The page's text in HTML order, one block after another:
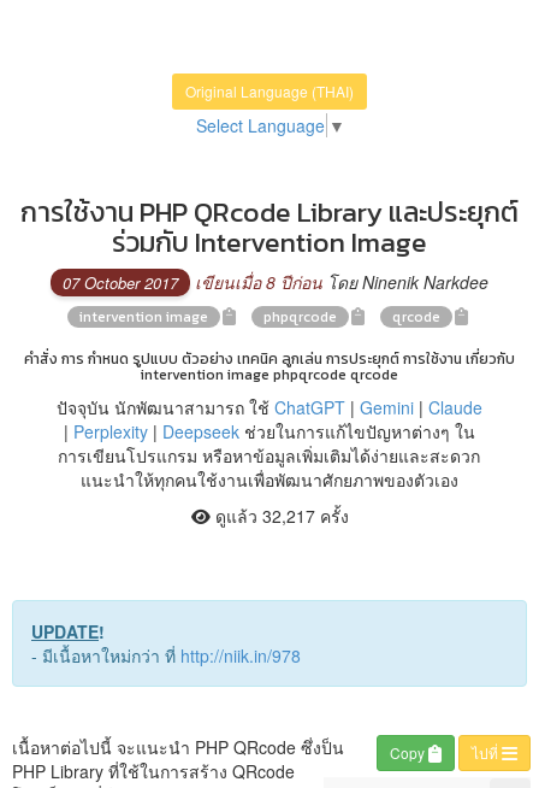
Original Language (THAI)
Select Language ▼
การใช้งาน PHP QRcode Library และประยุกต์
ร่วมกับ Intervention Image
07 October 2017 เขียนเมื่อ 8 ปีก่อน โดย Ninenik Narkdee
intervention image phpqrcode
qrcode
คำสั่ง การ กำหนด รูปแบบ ตัวอย่าง เทคนิค ลูกเล่น การประยุกต์ การใช้งาน เกี่ยวกับ
intervention image phpqrcode qrcode
ปัจจุบัน นักพัฒนาสามารถ ใช้ ChatGPT| Gemini| Claude
| Perplexity| Deepseekช่วยในการแก้ไขปัญหาต่างๆ ใน
การเขียนโปรแกรม หรือหาข้อมูลเพิ่มเติมได้ง่ายและสะดวก
แนะนำให้ทุกคนใช้งานเพื่อพัฒนาศักยภาพของตัวเอง
ดูแล้ว 32,217 ครั้ง
UPDATE!
- มีเนื้อหาใหม่กว่า ที่ http://niik.in/978
ไปที่
Copy
เนื้อหาต่อไปนี้ จะแนะนำ PHP QRcode ซึ่งป็น
PHP Library ที่ใช้ในการสร้าง QRcode